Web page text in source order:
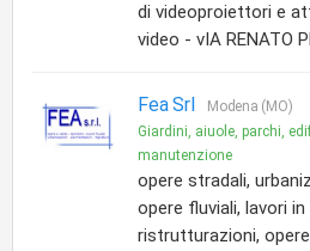
di videoproiettori e
video - vIA RENATO
Fea Srl
Modena (MO)
Giardini, aiuole, parchi,
manutenzione
opere stradali,
opere fluviali, lavori
ristrutturazioni,